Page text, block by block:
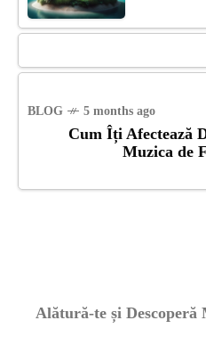
BLOG 5 months ago
Cum Îți Afectează
Muzica de
Alătură-te și